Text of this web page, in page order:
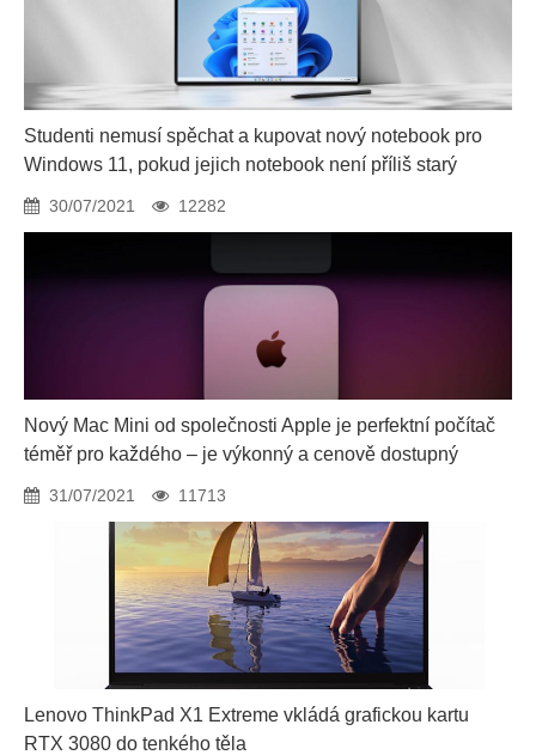
Studenti nemusí spěchat a kupovat nový notebook pro
Windows 11, pokud jejich notebook není příliš starý
30/07/2021 12282
Nový Mac Mini od společnosti Apple je perfektní počítač
téměř pro každého – je výkonný a cenově dostupný
31/07/2021 11713
Lenovo ThinkPad X1 Extreme vkládá grafickou kartu
RTX 3080 do tenkého těla